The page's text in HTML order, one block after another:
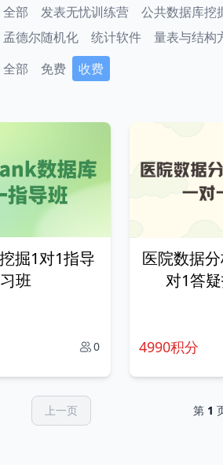
全部 发表无忧训练营 公共数据库挖
孟德尔随机化
统计软件 量表与结构
全部 免费 收费
掘1对1指导
班
0
医院数据
对1答
4990积分
上一页 第 1